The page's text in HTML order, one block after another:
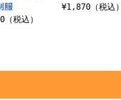
服
税込）
¥1,870（税込）